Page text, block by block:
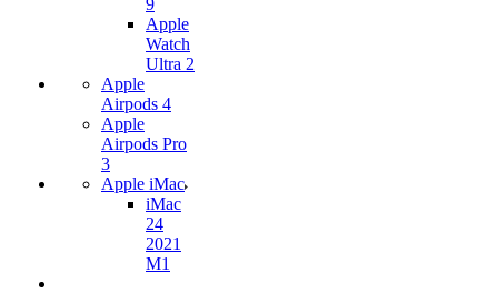
9
Apple
Watch
Ultra 2
Apple
Airpods 4
Apple
Airpods Pro
3
Apple iMac
iMac
24
2021
M1